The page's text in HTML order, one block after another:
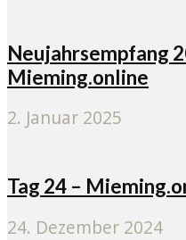
Neujahrsempfang
Mieming.online
2. Januar 2025
Tag 24 –
24. Dezember 2024